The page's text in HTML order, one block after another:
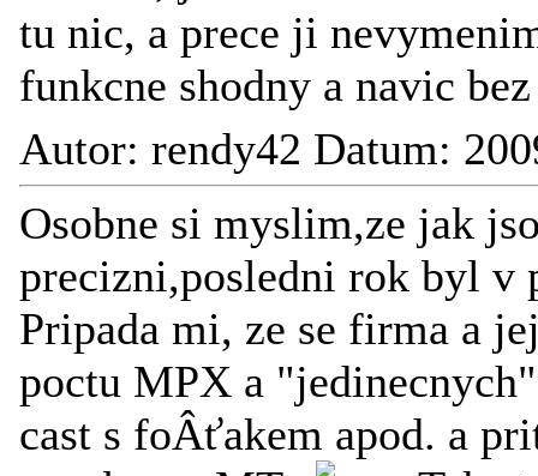
tu nic, a prece ji
funkcne shodny a navic
Autor: rendy42 Datum:
Osobne si myslim,ze jak
precizni,posledni rok byl v
Pripada mi, ze se firma a
poctu MPX a
cast s foÂťakem apod. a